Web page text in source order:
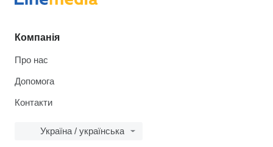
Компанія
Про нас
Допомога
Контакти
Україна / українська